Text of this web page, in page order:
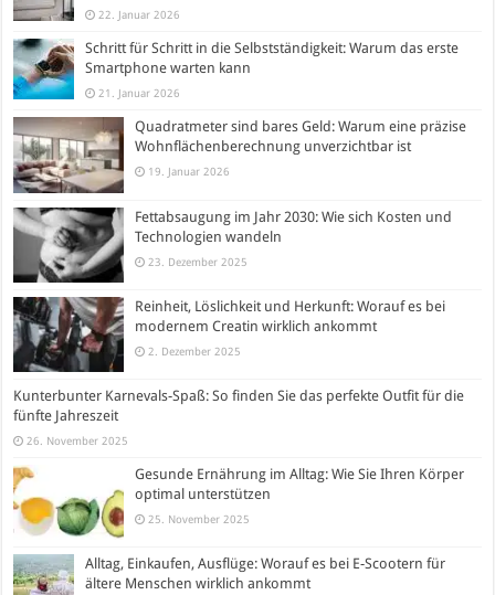
22. Januar 2026
Schritt für Schritt in die Selbstständigkeit: Warum das erste
Smartphone warten kann
21. Januar 2026
Quadratmeter sind bares Geld: Warum eine präzise
Wohnflächenberechnung unverzichtbar ist
19. Januar 2026
Fettabsaugung im Jahr 2030: Wie sich Kosten und
Technologien wandeln
23. Dezember 2025
Reinheit, Löslichkeit und Herkunft: Worauf es bei
modernem Creatin wirklich ankommt
2. Dezember 2025
Kunterbunter Karnevals-Spaß: So finden Sie das perfekte Outfit für die
fünfte Jahreszeit
26. November 2025
Gesunde Ernährung im Alltag: Wie Sie Ihren Körper
optimal unterstützen
25. November 2025
Alltag, Einkaufen, Ausflüge: Worauf es bei E-Scootern für
ältere Menschen wirklich ankommt